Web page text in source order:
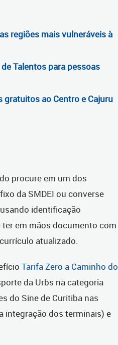
regiões mais vulneráveis à
Talentos para pessoas
gratuitos ao Centro e Cajuru
procure em um dos
da SMDEI ou converse
identificação
em mãos documento com
atualizado.
Tarifa Zero a Caminho do
da Urbs na categoria
do Sine de Curitiba nas
integração dos terminais) e